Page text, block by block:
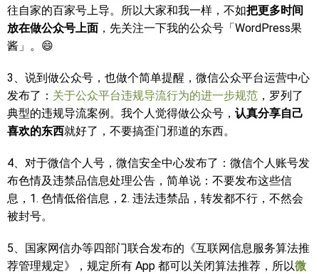
往自家的百家号上导。所以大家和我一样，不如把更多时间
放在做公众号上面 ，先关注一下我的公众号「WordPress果
酱」。😄
3、说到做公众号，也做个简单提醒，微信公众平台运营中心
发布了： 关于公众平台违规导流行为的进一步规范 ，罗列了
典型的违规导流案例。我个人觉得做公众号， 认真分享自己
喜欢的东西就好了，不要搞歪门邪道的东西。
4、对于微信个人号，微信安全中心发布了：微信个人账号发
布色情及违禁品信息处理公告，简单说：不要发布这些信
息，1. 色情低俗信息，2. 违法违禁品，转发都不行，不然会
被封号。
5、国家网信办等四部门联合发布的《互联网信息服务算法推
荐管理规定》，规定所有 App 都可以关闭算法推荐，所以微